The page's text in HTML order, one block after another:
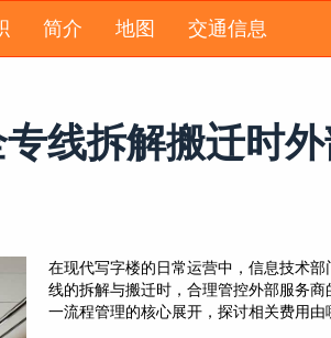
简介 地图 交通信息
线拆解搬迁时
在现代写字楼的日常运营中，信息技术
线的拆解与搬迁时，合理管控外部服务
一流程管理的核心展开，探讨相关费用